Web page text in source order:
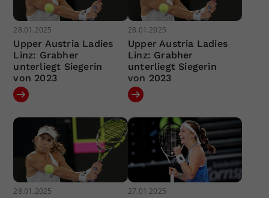
28.01.2025
Upper Austria Ladies
Linz: Grabher
unterliegt Siegerin
von 2023
28.01.2025
Upper Austria Ladies
Linz: Grabher
unterliegt Siegerin
von 2023
28.01.2025 27.01.2025